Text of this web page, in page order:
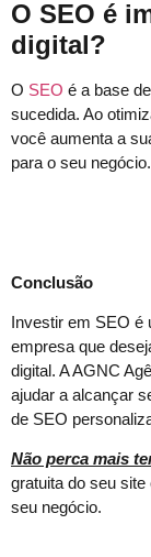
O SEO é
digital?
O SEO é a base
sucedida. Ao
você aumenta a
para o seu negócio.
Conclusão
Investir em SEO é
empresa que
digital. A AGNC
ajudar a alcançar
de SEO
Não perca mais
gratuita do seu
seu negócio.